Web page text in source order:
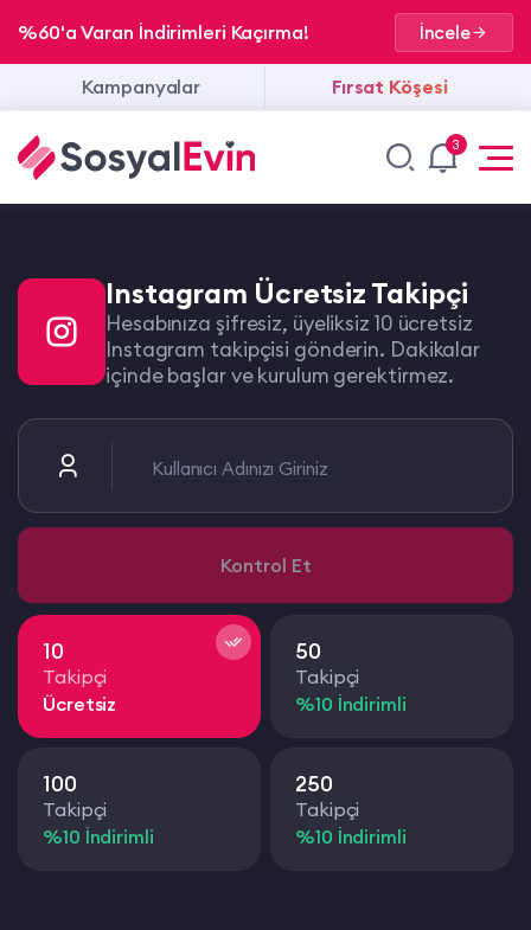
%60'a Varan İndirimleri Kaçırma! İncele
Kampanyalar Fırsat Köşesi
3
Instagram Ücretsiz Takipçi
Hesabınıza şifresiz, üyeliksiz 10 ücretsiz
Instagram takipçisi gönderin. Dakikalar
içinde başlar ve kurulum gerektirmez.
Kullanıcı Adınızı Giriniz
Kontrol Et
10
Takipçi
50
Takipçi
%10 İndirimli
100
Takipçi
%10 İndirimli
250
Takipçi
%10 İndirimli